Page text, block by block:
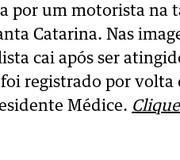
por um motorista na
Catarina. Nas
cai após ser
registrado por volta
Médice.